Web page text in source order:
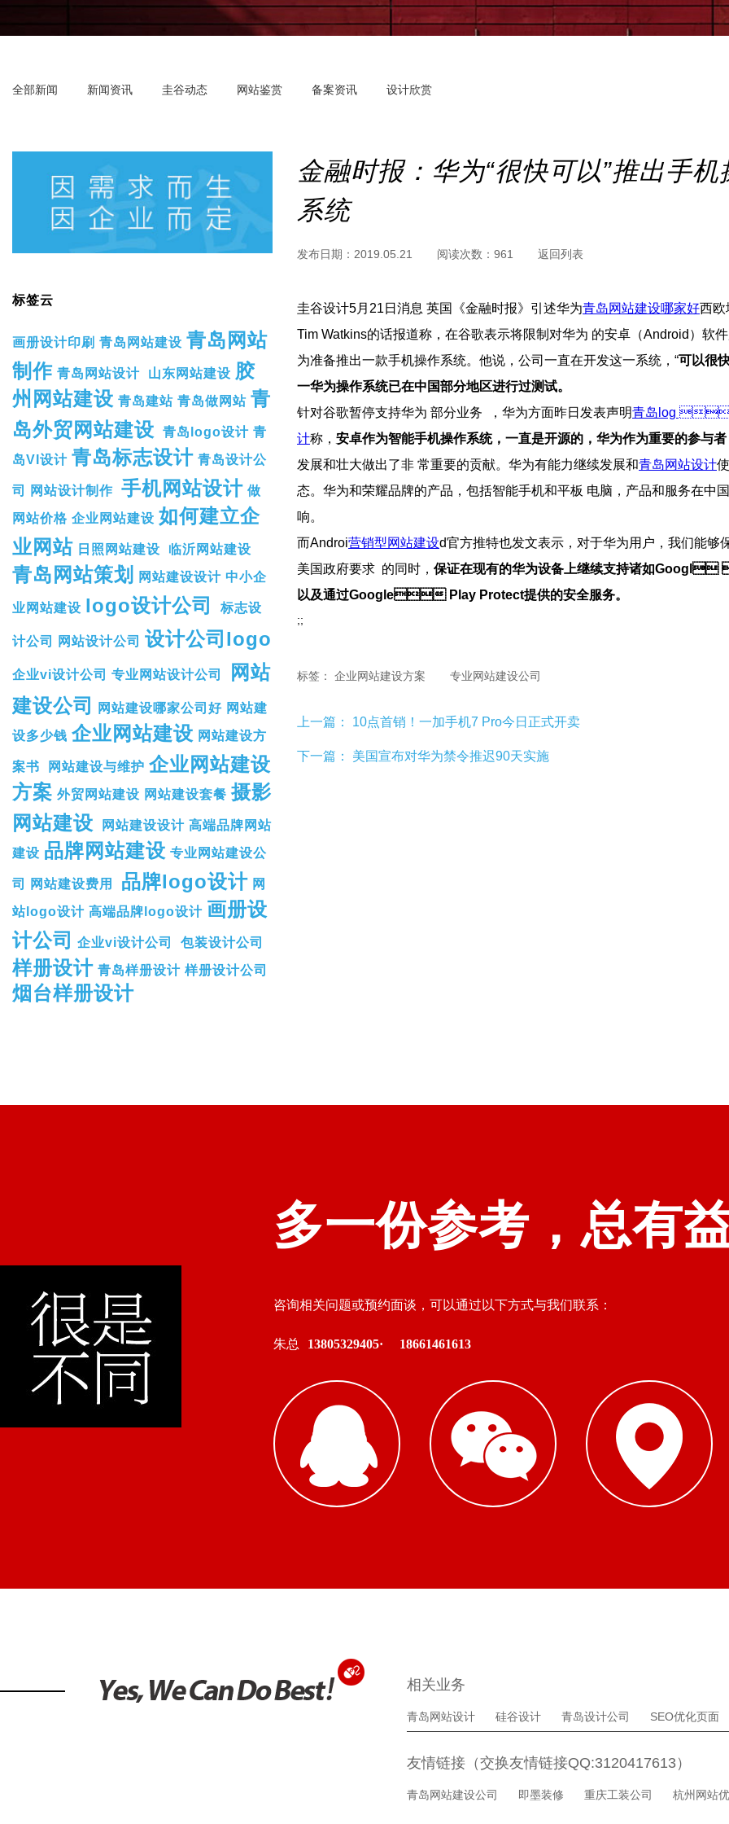
全部新闻 新闻资讯 圭谷动态 网站鉴赏 备案资讯 设计欣赏
标签云
画册设计印刷 青岛网站建设 青岛网站
制作 青岛网站设计 山东网站建设 胶
州网站建设 青岛建站 青岛做网站 青
岛外贸网站建设
青岛logo设计 青
岛VI设计 青岛标志设计 青岛设计公
司 网站设计制作 手机网站设计 做
网站价格 企业网站建设 如何建立企
业网站 日照网站建设 临沂网站建设
青岛网站策划 网站建设设计 中小企
业网站建设 logo设计公司 标志设
计公司 网站设计公司 设计公司logo
企业vi设计公司 专业网站设计公司
网站
建设公司
网站建设哪家公司好 网站建
设多少钱 企业网站建设 网站建设方
案书 网站建设与维护 企业网站建设
方案 外贸网站建设 网站建设套餐 摄影
网站建设
网站建设设计 高端品牌网站
建设 品牌网站建设 专业网站建设公
司 网站建设费用 品牌logo设计 网
站logo设计 高端品牌logo设计 画册设
计公司
企业vi设计公司 包装设计公司
样册设计 青岛样册设计 样册设计公司
烟台样册设计
金融时报：华为“很快可以”推出手机
系统
发布日期： 2019.05.21 阅读次数： 961 返回列表
圭谷设计5月21日消息 英国《金融时报》引述华为青岛网站建设哪家好西欧
Tim Watkins的话报道称，在谷歌表示将限制对华为 的安卓（Android）软件
为准备推出一款手机操作系统。他说，公司一直在开发这一系统，“可以很
一华为操作系统已在中国部分地区进行过测试。
针对谷歌暂停支持华为  部分业务  ，华为方面昨日发表声明青岛log
计称， 安卓作为智 能手机操作系统，一直是开源的，华为作为重要的参与者
发展和壮大做出了非 常重要的贡献。华为有能力继续发展和青岛网站设计
态。华为和荣耀品牌的产品，包括智能手机和平板 电脑，产品和服务在中
响。
而Androi营销型网站建设d官方推特也发文表示，对于华为用户，我们能够
美国政府要求  的同时， 保证在现有的华为设备上继续支持诸如
以及通过Google Play Protect提供的安全服务。
;;
标签： 企业网站建设方案 专业网站建设公司
上一篇： 10点首销！一加手机7 Pro今日正式开卖
下一篇： 美国宣布对华为禁令推迟90天实施
多一份参考，总有
咨询相关问题或预约面谈，可以通过以下方式与我们联系：
朱总 13805329405· 18661461613
相关业务
青岛网站设计 硅谷设计 青岛设计公司 SEO优化页面
友情链接（交换友情链接QQ:3120417613）
青岛网站建设公司 即墨装修 重庆工装公司 杭州网站